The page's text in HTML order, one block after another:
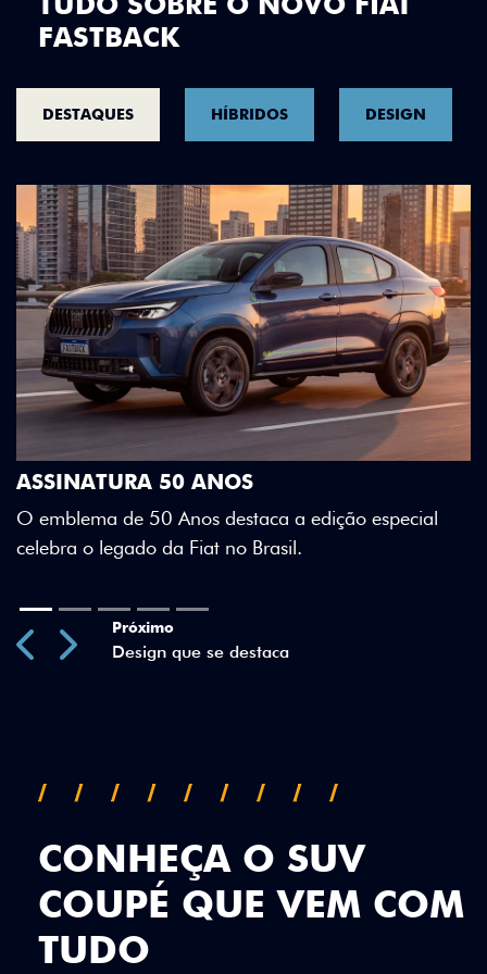
FASTBACK
DESTAQUES HÍBRIDOS DESIGN
DESIGN QUE SE DESTACA
Teto bicolor, adesivos estilizados e detalhes
Green criam uma identidade visual única.
CONHEÇA O SUV
COUPÉ QUE VEM COM
TUDO